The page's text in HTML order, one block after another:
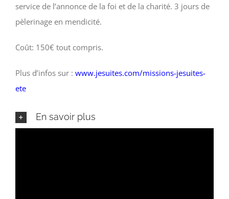
service de l’annonce de la foi et de la charité. 3 jours de
pèlerinage en mendicité.
Coût: 150€ tout compris.
Plus d’infos sur : www.jesuites.com/missions-jesuites-
ete
En savoir plus